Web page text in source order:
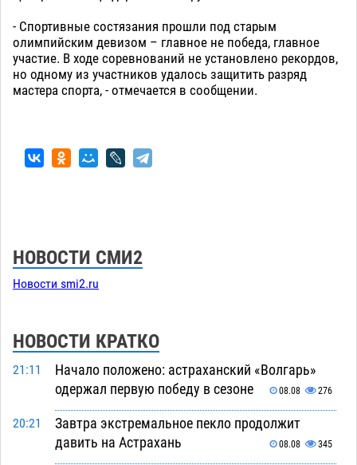
- Спортивные состязания прошли под старым
олимпийским девизом – главное не победа, главное
участие. В ходе соревнований не установлено рекордов,
но одному из участников удалось защитить разряд
мастера спорта, - отмечается в сообщении.
НОВОСТИ СМИ2
Новости smi2.ru
НОВОСТИ КРАТКО
21:11
Начало положено: астраханский «Волгарь»
одержал первую победу в сезоне
08.08 276
20:21
Завтра экстремальное пекло продолжит
давить на Астрахань
08.08 345